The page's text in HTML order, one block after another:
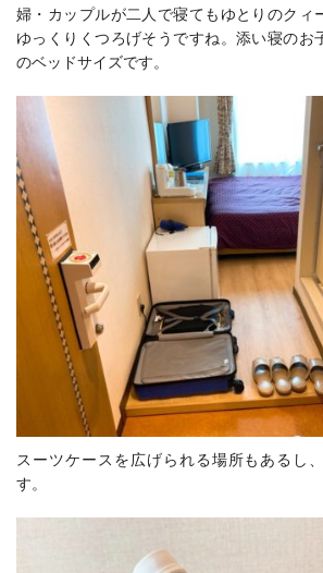
婦・カップルが二人で寝てもゆとりのクィ
ゆっくりくつろげそうですね。添い寝のお
のベッドサイズです。
スーツケースを広げられる場所もあるし
す。